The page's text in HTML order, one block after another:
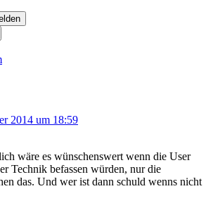
2014 um 18:59
wäre es wünschenswert wenn die User
Technik befassen würden, nur die
das. Und wer ist dann schuld wenns nicht